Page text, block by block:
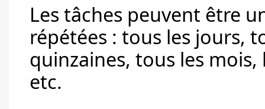
Les tâches peuvent être
répétées : tous les jours,
quinzaines, tous les
etc.